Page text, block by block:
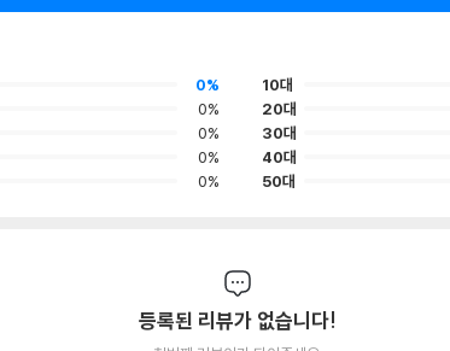
0%
0%
0%
0%
0%
10대
20대
30대
40대
50대
등록된 리뷰가 없습니다!